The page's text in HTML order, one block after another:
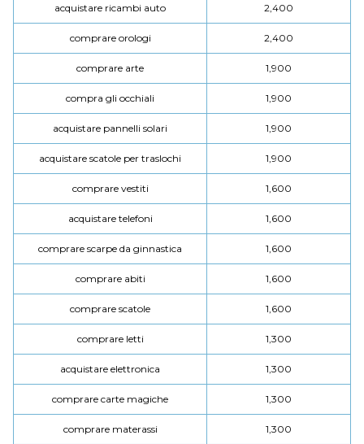
acquistare ricambi auto 2,400
comprare orologi 2,400
comprare arte 1,900
compra gli occhiali 1,900
acquistare pannelli solari 1,900
acquistare scatole per traslochi 1,900
comprare vestiti 1,600
acquistare telefoni 1,600
comprare scarpe da ginnastica 1,600
comprare abiti 1,600
comprare scatole 1,600
comprare letti 1,300
acquistare elettronica 1,300
comprare carte magiche 1,300
comprare materassi 1,300